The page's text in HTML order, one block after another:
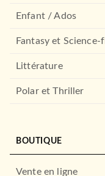
(Terra
Enfant / Ados
Fantasy et
Littérature
Polar et Thriller
BOUTIQUE
Vente en ligne